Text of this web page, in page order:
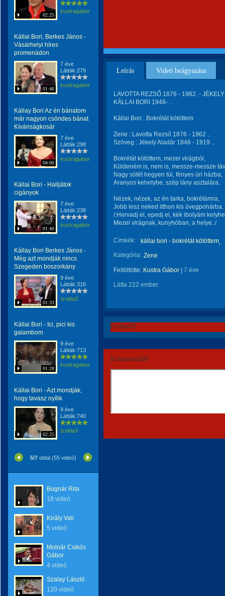
02:25
kustragabor
Kállai Bori, Berkes János -
Vásárhelyi híres
promenádon
01:46
7 éve
Látták:279
kustragabor
Kállay Bori Az én bánatom
már nagyon csöndes bánat
Kívánságkosár
04:00
7 éve
Látták:298
kustragabor
Kállai Bori - Halljátok
cigányok
01:40
7 éve
Látták:238
kustragabor
Kállay Bori Berkes János -
Még azt mondják nincs
Szegeden boszorkány
01:33
9 éve
Látták:316
Izolda3
Kállai Bori - Ici, pici kis
galambom
01:28
9 éve
Látták:713
kustragabor
Kállai Bori - Azt mondják,
hogy tavasz nyílik
02:25
9 éve
Látták:740
Izolda3
5/7 oldal (55 videó)
Bognár Rita
18 videó
Király Vali
5 videó
Molnár Csikós
Gábor
4 videó
Szalay László
120 videó
Leírás Videó beágyazása
LAVOTTA REZSŐ 1876 - 1962. -
KÁLLAI BORI 1948- ..
Kállai Bori : Bokrétát kötöttem
Zene : Lavotta Rezső 1876 - 1962 ..
Szöveg : Jékely Aladár 1846 - 1919 ..
Bokrétát kötöttem, mezei virágból,
Küldeném is, nem is, messze-messze
Nagy sötét hegyen túl, fényes úri házba,
Aranyos kehelybe, szép lány asztalára.
Nézek, nézek, az én tarka, bokrétámra,
Jobb lesz neked itthon kis üvegpohárba.
/:Hervadj el, epedj el, kék ibolyám
Mezei virágnak, kunyhóban, a helye.:/
Címkék:
kállai bori - bokrétát kötöttem
Kategória: Zene
Feltöltötte: Kustra Gábor 7 éve
Látta 222 ember.
Értékeld!
Kommentáld!